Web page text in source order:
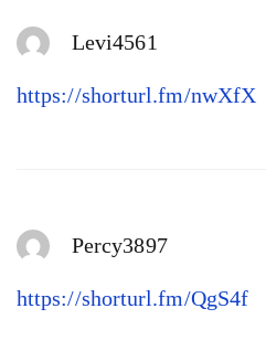
Levi4561
https://shorturl.fm/nwXfX
Percy3897
https://shorturl.fm/QgS4f